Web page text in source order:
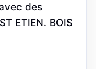
des
ETIEN. BOIS